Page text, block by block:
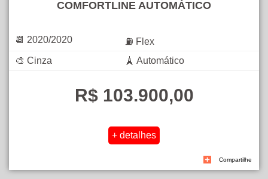
COMFORTLINE AUTOMÁTICO
📆 2020/2020
⛽ Flex
🎨 Cinza
🗼 Automático
R$ 103.900,00
Compartilhe